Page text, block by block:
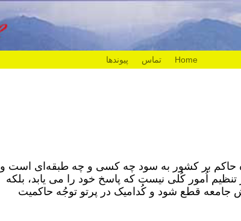
Home تماس پیوندها
حاکم بر کشور به سود چه کسی و چه طبقه‌ای است و
اُمور کُلی نیست که پاسخ خود را می یابد، بلکه
جامعه قطع شود و کُدامیک در پرتو توجُه حاکمیت